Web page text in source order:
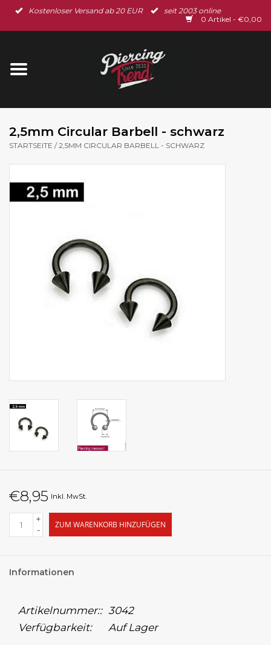
Kostenloser Versand ab 20 EUR
seit 2003 online
0 Artikel - €0,00
Startseite
Ohrschmuck
Gutscheine
2,5mm Circular Barbell - schwarz
STARTSEITE /2,5MM CIRCULAR BARBELL - SCHWARZ
€8,95 Inkl. MwSt.
+
-
ZUM WARENKORB HINZUFÜGEN
Informationen
Artikelnummer:: 3042
Verfügbarkeit:
Auf Lager